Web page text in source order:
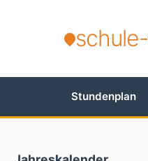
schule-
Stundenplan